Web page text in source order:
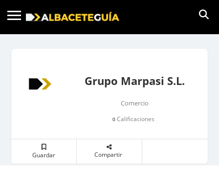
Grupo Marpasi S.L.
Comercio
0Calificaciones
Guardar Compartir